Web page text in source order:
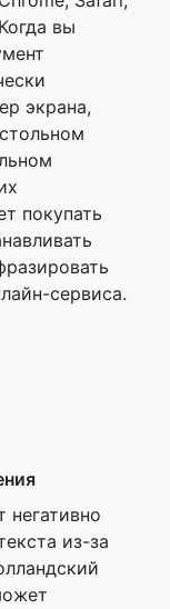
вы
экрана,
покупать
сервиса.
из-за